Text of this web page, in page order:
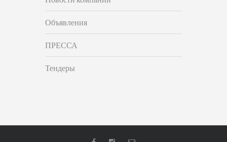
Объявления
ПРЕССА
Тендеры